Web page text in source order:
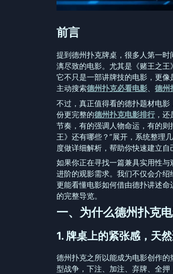
前言
提到德州扑克牌桌，很多人第一
漓尽致的电影。尤其是《赌王之
它不只是一部讲牌技的电影，更
主动搜索德州扑克必看电影、 德州
不过，真正值得看的德扑题材电
份更完整的德州扑克电影排行，还
节奏，有的强调人物命运，有的
王》还有哪些？”展开，系统整理
度做详细解析，帮助你快速建立自
如果你正在寻找一篇兼具实用性与
进阶的观影需求。我们不仅会介
更能看懂电影如何借由德扑讲述
的完整导览。
一、为什么德州扑克
1. 牌桌上的紧张感，天
德州扑克之所以能成为电影创作
型战争，下注、加注、弃牌、全